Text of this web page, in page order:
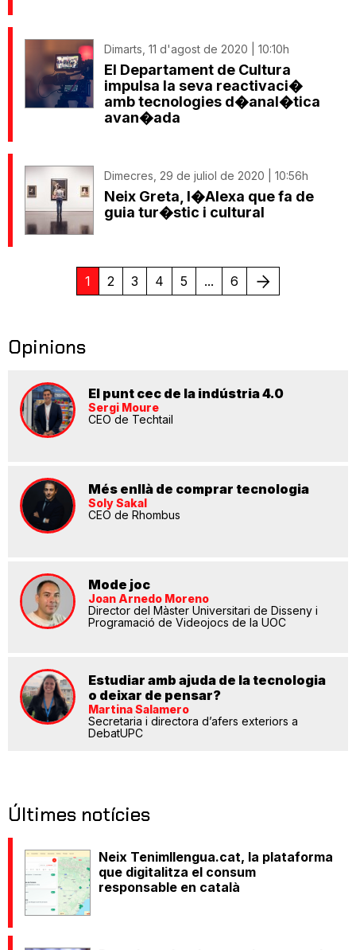
Dimarts, 11 d'agost de 2020 | 10:10h
El Departament de Cultura
impulsa la seva reactivaci�
amb tecnologies d�anal�tica
avan�ada
Dimecres, 29 de juliol de 2020 | 10:56h
Neix Greta, l�Alexa que fa de
guia tur�stic i cultural
1 2 3 4 5 ... 6 Següent
Opinions
El punt cec de la indústria 4.0
Sergi Moure
CEO de Techtail
Més enllà de comprar tecnologia
Soly Sakal
CEO de Rhombus
Mode joc
Joan Arnedo Moreno
Director del Màster Universitari de Disseny i
Programació de Videojocs de la UOC
Estudiar amb ajuda de la tecnologia
o deixar de pensar?
Martina Salamero
Secretaria i directora d’afers exteriors a
DebatUPC
Últimes notícies
Neix Tenimllengua.cat, la plataforma
que digitalitza el consum
responsable en català